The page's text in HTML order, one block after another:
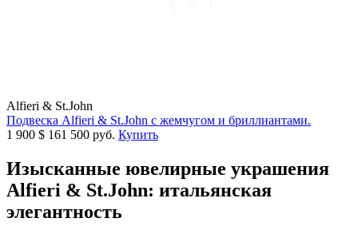
Alfieri & St.John
Подвеска Alfieri & St.John с жемчугом и бриллиантами.
1 900 $ 161 500 руб. Купить
Изысканные ювелирные украшения
Alfieri & St.John: итальянская
элегантность